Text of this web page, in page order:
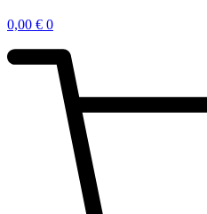
0,00 € 0